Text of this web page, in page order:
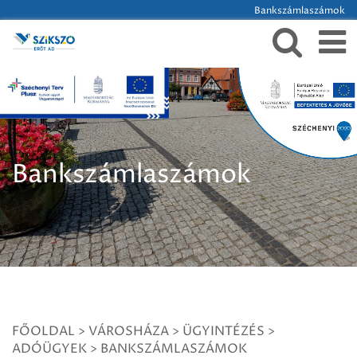
Bankszámlaszámok
Bankszámlaszámok
FŐOLDAL > VÁROSHÁZA > ÜGYINTÉZÉS >
ADÓÜGYEK > BANKSZÁMLASZÁMOK